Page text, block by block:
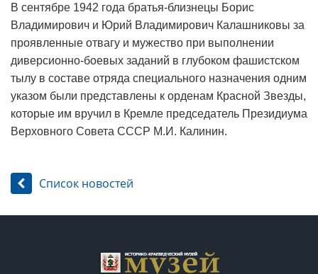
В сентябре 1942 года братья-близнецы Борис
Владимирович и Юрий Владимирович Калашниковы за
проявленные отвагу и мужество при выполнении
диверсионно-боевых заданий в глубоком фашистском
тылу в составе отряда специального назначения одним
указом были представлены к орденам Красной Звезды,
которые им вручил в Кремле председатель Президиума
Верховного Совета СССР М.И. Калинин.
Список новостей